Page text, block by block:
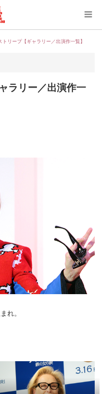
トリープ【ギャラリー／出演作一覧】
ラリー／出演作一
れ。